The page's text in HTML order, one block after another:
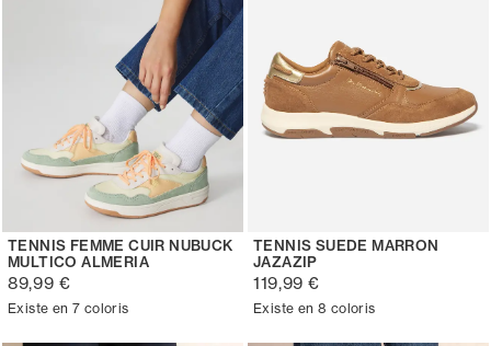
TENNIS FEMME CUIR NUBUCK
MULTICO ALMERIA
89,99 €
Existe en 7 coloris
TENNIS SUEDE MARRON
JAZAZIP
119,99 €
Existe en 8 coloris